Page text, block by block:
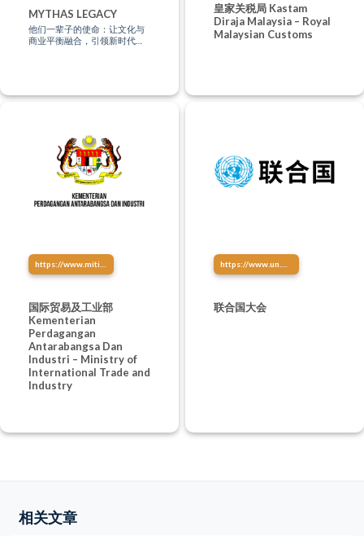
MYTHAS LEGACY
他们一辈子的使命：让文化与
商业平衡融合，引领新时代的
皇家关税局 Kastam
Diraja Malaysia – Royal
Malaysian Customs
国际贸易及工业部
Kementerian
Perdagangan
Antarabangsa Dan
Industri – Ministry of
International Trade and
Industry
联合国大会
相关文章